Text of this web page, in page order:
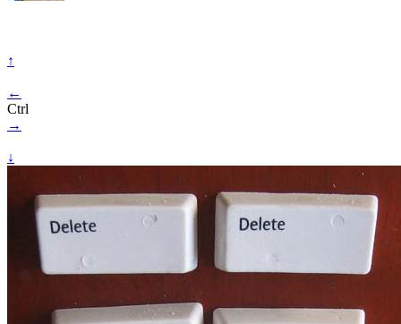
↑
←
Ctrl
→
↓